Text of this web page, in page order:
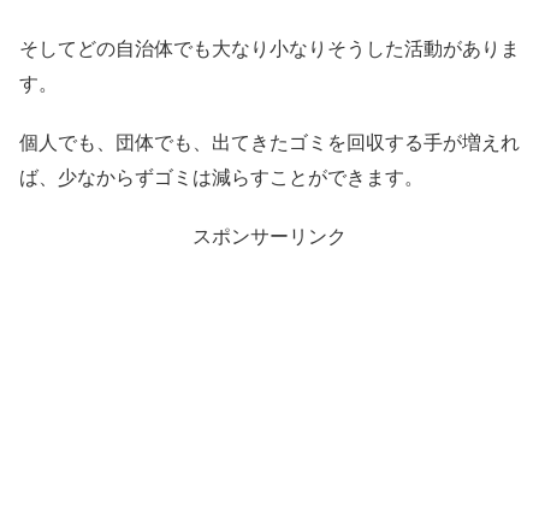
そしてどの自治体でも大なり小なりそうした活動がありま
す。
個人でも、団体でも、出てきたゴミを回収する手が増えれ
ば、少なからずゴミは減らすことができます。
スポンサーリンク